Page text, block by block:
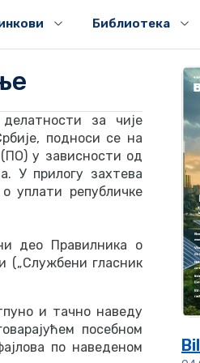
Библиотека
за чије
подноси се на
у зависности од
У прилогу захтева
уплати републичке
део Правилника о
(„Службени гласник
и тачно наведу
посебном
по наведеном